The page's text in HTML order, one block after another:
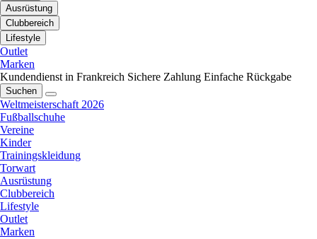
Ausrüstung
Clubbereich
Lifestyle
Outlet
Marken
Kundendienst in Frankreich Sichere Zahlung Einfache Rückgabe
Suchen
Weltmeisterschaft 2026
Fußballschuhe
Vereine
Kinder
Trainingskleidung
Torwart
Ausrüstung
Clubbereich
Lifestyle
Outlet
Marken